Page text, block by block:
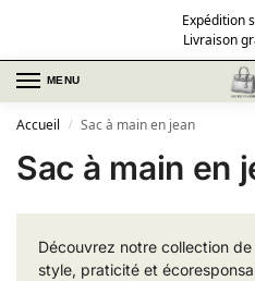
Expédition
Livraison
MENU
Accueil / Sac à main en jean
Sac à main en
Découvrez notre collection
style, praticité et